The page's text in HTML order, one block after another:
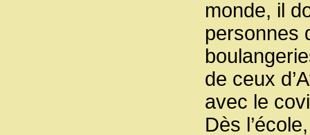
monde, il
personnes
de ceux
avec le
Dès